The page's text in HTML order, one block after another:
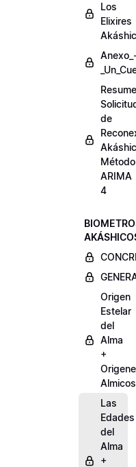
Los
Elixires
de
Método
ARIMA
4
Origen
Estelar
del
Alma
+
Almicos
Las
Edades
del
Alma
+